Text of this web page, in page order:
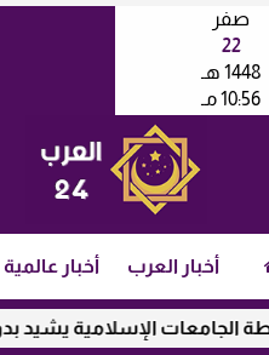
صفر
22
1448 هـ
10:56 مـ
أخبار العرب أخبار عالمية
الإسلامية يشيد بدور الأزهر